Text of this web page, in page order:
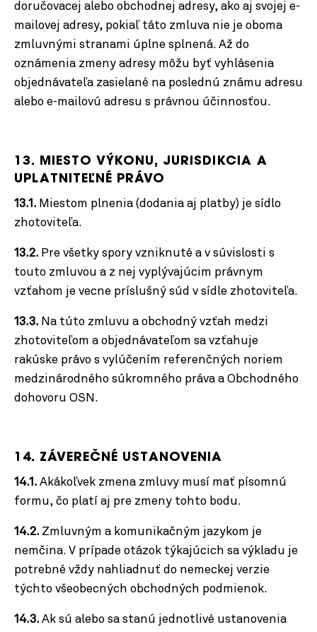
doručovacej alebo obchodnej adresy, ako aj svojej e-
mailovej adresy, pokiaľ táto zmluva nie je oboma
zmluvnými stranami úplne splnená. Až do
oznámenia zmeny adresy môžu byť vyhlásenia
objednávateľa zasielané na poslednú známu adresu
alebo e-mailovú adresu s právnou účinnosťou.
13. MIESTO VÝKONU, JURISDIKCIA A
UPLATNITEĽNÉ PRÁVO
13.1. Miestom plnenia (dodania aj platby) je sídlo
zhotoviteľa.
13.2. Pre všetky spory vzniknuté a v súvislosti s
touto zmluvou a z nej vyplývajúcim právnym
vzťahom je vecne príslušný súd v sídle zhotoviteľa.
13.3. Na túto zmluvu a obchodný vzťah medzi
zhotoviteľom a objednávateľom sa vzťahuje
rakúske právo s vylúčením referenčných noriem
medzinárodného súkromného práva a Obchodného
dohovoru OSN.
14. ZÁVEREČNÉ USTANOVENIA
14.1. Akákoľvek zmena zmluvy musí mať písomnú
formu, čo platí aj pre zmeny tohto bodu.
14.2. Zmluvným a komunikačným jazykom je
nemčina. V prípade otázok týkajúcich sa výkladu je
potrebné vždy nahliadnuť do nemeckej verzie
týchto všeobecných obchodných podmienok.
14.3. Ak sú alebo sa stanú jednotlivé ustanovenia